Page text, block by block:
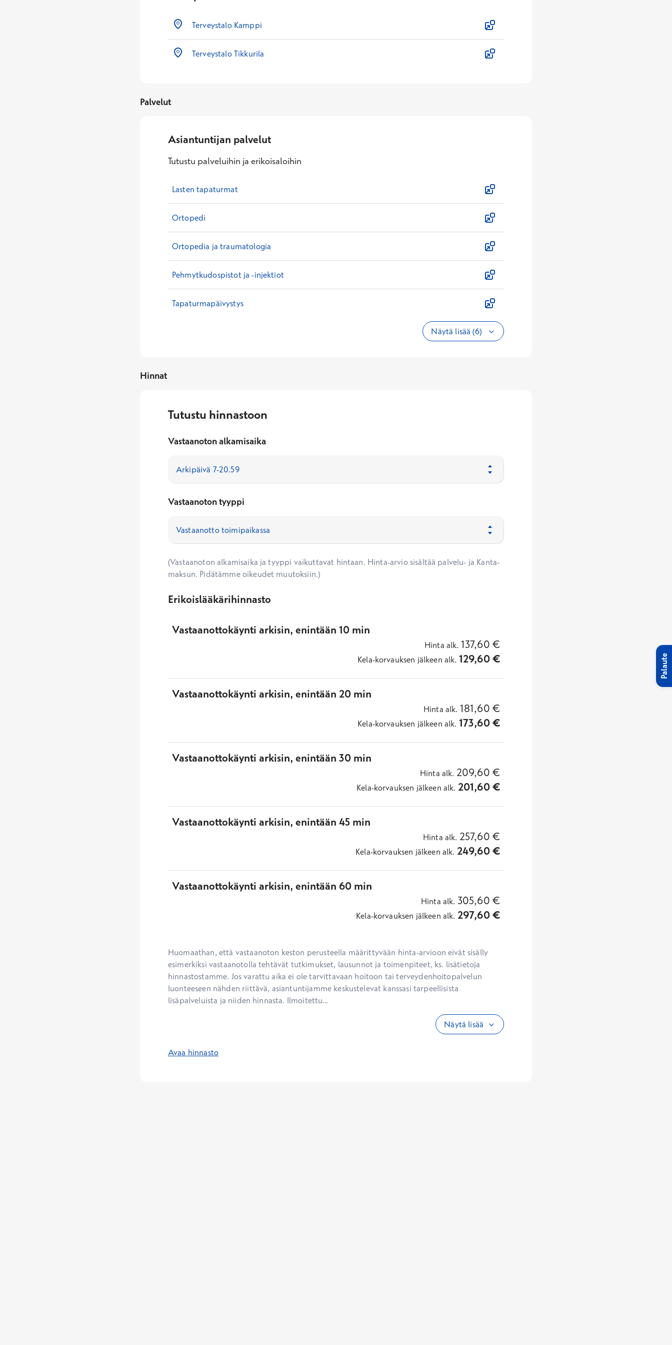
Terveystalo Kamppi
Terveystalo Tikkurila
Palvelut
Asiantuntijan palvelut
Tutustu palveluihin ja erikoisaloihin
Lasten tapaturmat
Ortopedi
Ortopedia ja traumatologia
Pehmytkudospistot ja -injektiot
Tapaturmapäivystys
Näytä lisää (6)
Hinnat
Tutustu hinnastoon
Vastaanoton alkamisaika
Vastaanoton tyyppi
(Vastaanoton alkamisaika ja tyyppi vaikuttavat hintaan. Hinta-arvio sisältää palvelu- ja Kanta-
maksun. Pidätämme oikeudet muutoksiin.)
Erikoislääkärihinnasto
Vastaanottokäynti arkisin, enintään 10 min
Hinta alk. 137,60 €
Kela-korvauksen jälkeen alk. 129,60€
Vastaanottokäynti arkisin, enintään 20 min
Hinta alk. 181,60 €
Kela-korvauksen jälkeen alk. 173,60€
Vastaanottokäynti arkisin, enintään 30 min
Hinta alk. 209,60 €
Kela-korvauksen jälkeen alk. 201,60€
Vastaanottokäynti arkisin, enintään 45 min
Hinta alk. 257,60 €
Kela-korvauksen jälkeen alk. 249,60€
Vastaanottokäynti arkisin, enintään 60 min
Hinta alk. 305,60 €
Kela-korvauksen jälkeen alk. 297,60€
Huomaathan, että vastaanoton keston perusteella määrittyvään hinta-arvioon eivät sisälly
esimerkiksi vastaanotolla tehtävät tutkimukset, lausunnot ja toimenpiteet, ks. lisätietoja
hinnastostamme. Jos varattu aika ei ole tarvittavaan hoitoon tai terveydenhoitopalvelun
luonteeseen nähden riittävä, asiantuntijamme keskustelevat kanssasi tarpeellisista
lisäpalveluista ja niiden hinnasta. Ilmoitettu...
Näytä lisää
Avaa hinnasto
Palaute